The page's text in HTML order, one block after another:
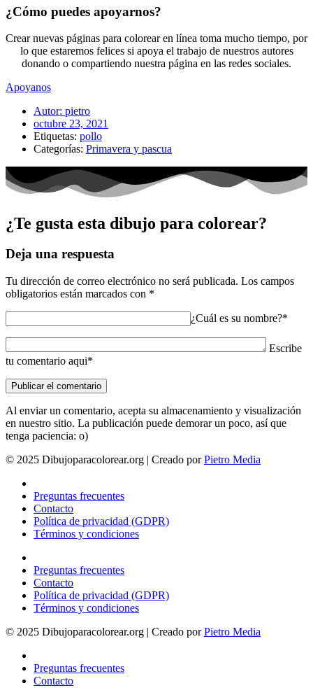
¿Cómo puedes apoyarnos?
Crear nuevas páginas para colorear en línea toma mucho tiempo, por
lo que estaremos felices si apoya el trabajo de nuestros autores
donando o compartiendo nuestra página en las redes sociales.
Apoyanos
Autor: pietro
octubre 23, 2021
Etiquetas: pollo
Categorías: Primavera y pascua
¿Te gusta esta dibujo para colorear?
Deja una respuesta
Tu dirección de correo electrónico no será publicada. Los campos
obligatorios están marcados con *
¿Cuál es su nombre?*
Escribe
tu comentario aqui*
Al enviar un comentario, acepta su almacenamiento y visualización
en nuestro sitio. La publicación puede demorar un poco, así que
tenga paciencia: o)
© 2025 Dibujoparacolorear.org | Creado porPietro Media
Preguntas frecuentes
Contacto
Política de privacidad (GDPR)
Términos y condiciones
Preguntas frecuentes
Contacto
Política de privacidad (GDPR)
Términos y condiciones
© 2025 Dibujoparacolorear.org | Creado porPietro Media
Preguntas frecuentes
Contacto